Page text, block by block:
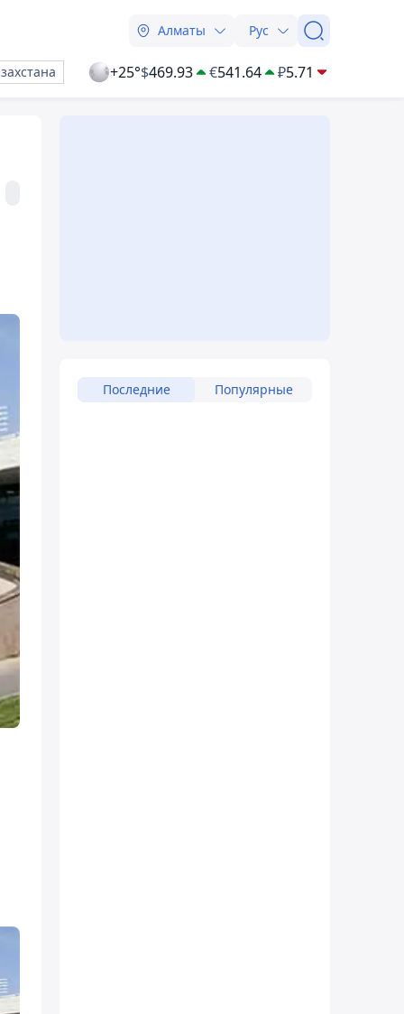
Алматы Рус
+25°$469.93 €541.64 ₽5.71
Последние Популярные